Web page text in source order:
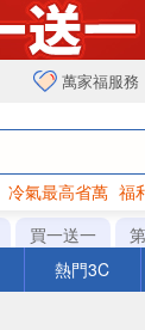
萬家福服務
冷氣最高省萬 福
買一送一
熱門3C